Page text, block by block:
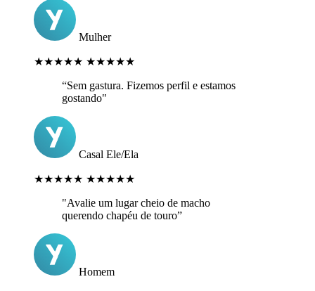
Mulher
★★★★★ ★★★★★
“Sem gastura. Fizemos perfil e estamos
gostando"
Casal Ele/Ela
★★★★★ ★★★★★
"Avalie um lugar cheio de macho
querendo chapéu de touro”
Homem